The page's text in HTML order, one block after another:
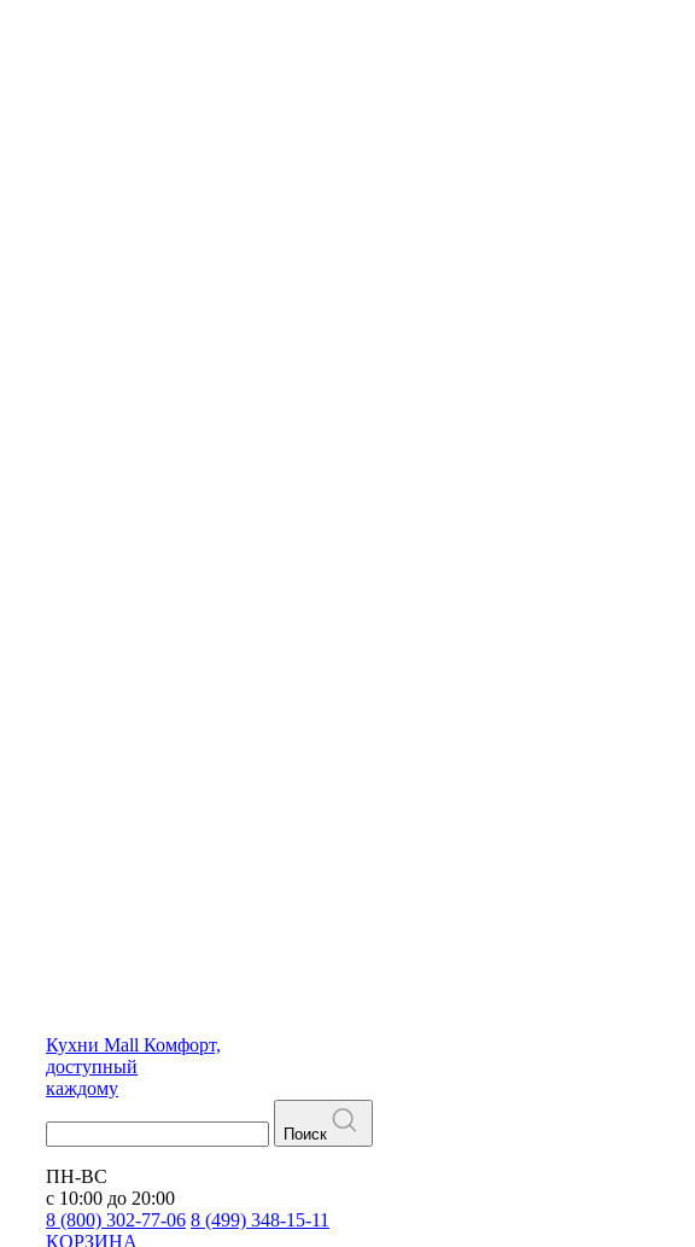
Кухни Mall Комфорт,
доступный
каждому
Поиск
ПН-ВС
с 10:00 до 20:00
8 (800) 302-77-06 8 (499) 348-15-11
КОРЗИНА